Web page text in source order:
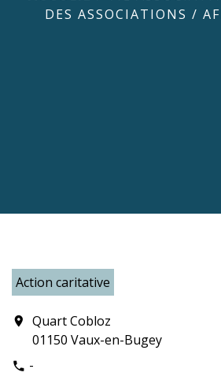
DES ASSOCIATIONS /
Action caritative
location_on
Quart Cobloz
01150 Vaux-en-Bugey
phone -